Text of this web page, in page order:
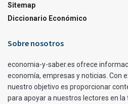
Sitemap
Diccionario Económico
Sobre nosotros
economia-y-saber.es ofrece
economía, empresas y noticias. Con
nuestro objetivo es proporcionar
para apoyar a nuestros lectores en la